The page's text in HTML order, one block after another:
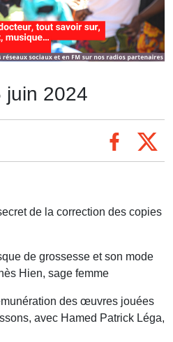
juin 2024
de la correction des copies
de grossesse et son mode
Hien, sage femme
des œuvres jouées
avec Hamed Patrick Léga,